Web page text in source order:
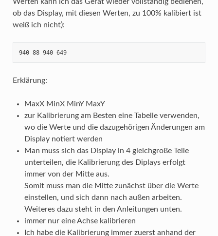
ob das Display, mit diesen Werten, zu 100% kalibiert ist
weiß ich nicht):
940 88 940 649
Erklärung:
MaxX MinX MinY MaxY
zur Kalibrierung am Besten eine Tabelle verwenden,
wo die Werte und die dazugehörigen Änderungen am
Display notiert werden
Man muss sich das Display in 4 gleichgroße Teile
unterteilen, die Kalibrierung des Diplays erfolgt
immer von der Mitte aus.
Somit muss man die Mitte zunächst über die Werte
einstellen, und sich dann nach außen arbeiten.
Weiteres dazu steht in den Anleitungen unten.
immer nur eine Achse kalibrieren
Ich habe die Kalibrierung immer zuerst anhand der